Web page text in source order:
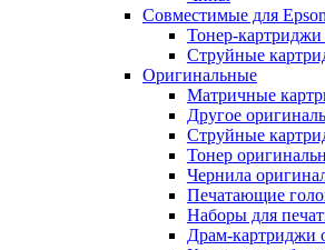
Совместимые для Epson
Тонер-картриджи
Струйные
Оригинальные
Матричные
Другое
Струйные
Тонер
Чернила
Печатающие
Наборы для
Драм-картриджи